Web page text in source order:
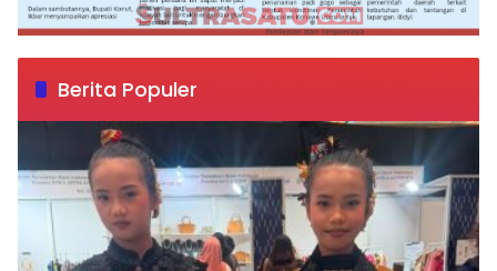
Berita Populer